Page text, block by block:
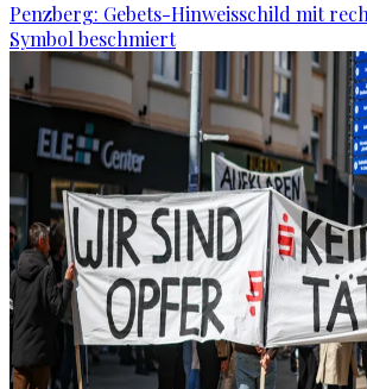
Penzberg: Gebets-Hinweisschild mit
Symbol beschmiert